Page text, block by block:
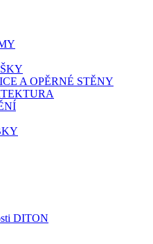
A OPĚRNÉ STĚNY
DITON